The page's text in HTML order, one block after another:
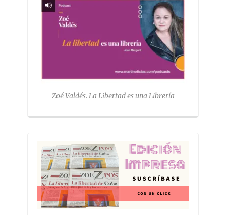
Zoé Valdés. La Libertad es una Librería